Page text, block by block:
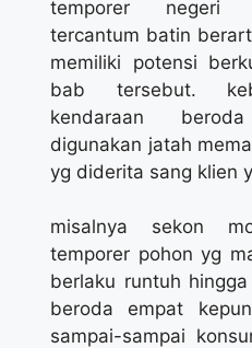
temporer negeri
tercantum batin
memiliki potensi
bab tersebut.
kendaraan
digunakan jatah
yg diderita sang klien
misalnya sekon
temporer pohon yg
berlaku runtuh
beroda empat
sampai-sampai